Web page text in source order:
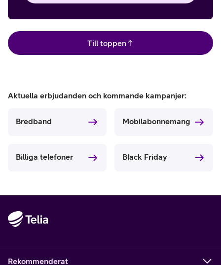
Till toppen
Aktuella erbjudanden och kommande kampanjer:
Bredband Mobilabonnemang
Billiga telefoner Black Friday
Rekommenderat